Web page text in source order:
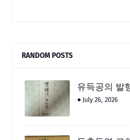
RANDOM POSTS
유득공의 발
July 26, 2026